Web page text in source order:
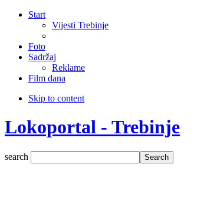
Start
Vijesti Trebinje
Foto
Sadržaj
Reklame
Film dana
Skip to content
Lokoportal - Trebinje
search